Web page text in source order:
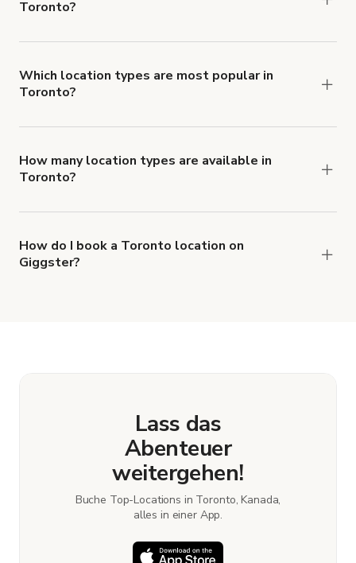
@TorontoShutterbugs: Hard Downtown Toronto Loft
Toronto?
Which location types are most popular in
Toronto?
How many location types are available in
Toronto?
How do I book a Toronto location on
Giggster?
Lass das
Abenteuer
weitergehen!
Buche Top-Locations in Toronto, Kanada,
alles in einer App.